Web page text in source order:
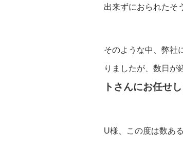
出来ずにおられたそ
そのような中、弊社
りましたが、数日が
トさんにお任せし
U様、この度は数あ